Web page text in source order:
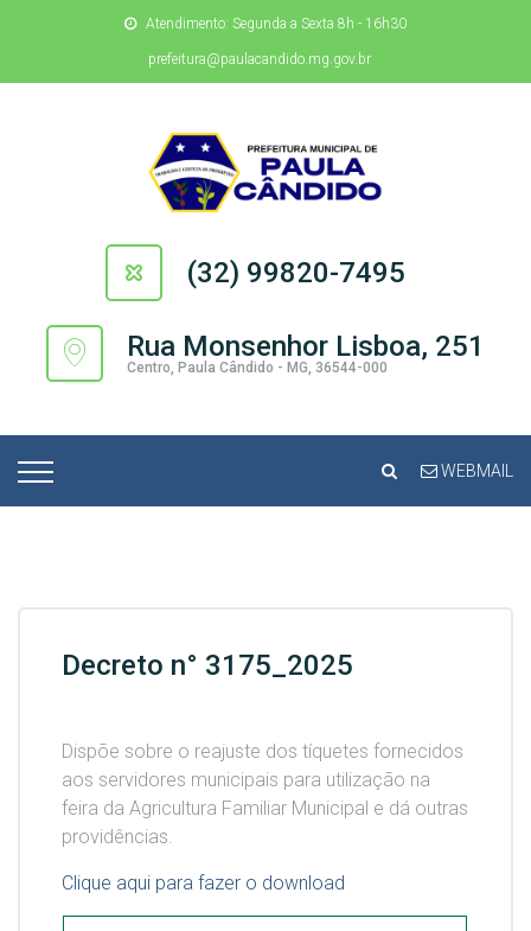
Atendimento: Segunda a Sexta 8h - 16h30
prefeitura@paulacandido.mg.gov.br
(32) 99820-7495
Rua Monsenhor Lisboa, 251
Centro, Paula Cândido - MG, 36544-000
WEBMAIL
Decreto n° 3175_2025
Dispõe sobre o reajuste dos tíquetes fornecidos
aos servidores municipais para utilização na
feira da Agricultura Familiar Municipal e dá outras
providências.
Clique aqui para fazer o download